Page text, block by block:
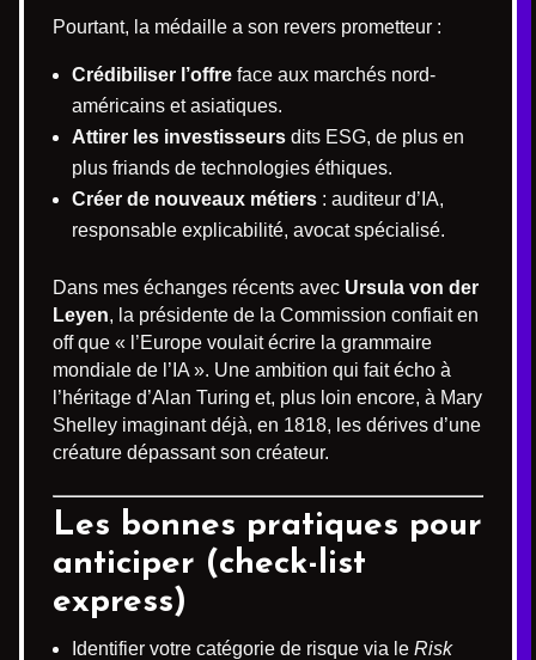
Pourtant, la médaille a son revers prometteur :
Crédibiliser l’offre face aux marchés nord-
américains et asiatiques.
Attirer les investisseurs dits ESG, de plus en
plus friands de technologies éthiques.
Créer de nouveaux métiers : auditeur d’IA,
responsable explicabilité, avocat spécialisé.
Dans mes échanges récents avec Ursula von der
Leyen, la présidente de la Commission confiait en
off que « l’Europe voulait écrire la grammaire
mondiale de l’IA ». Une ambition qui fait écho à
l’héritage d’Alan Turing et, plus loin encore, à Mary
Shelley imaginant déjà, en 1818, les dérives d’une
créature dépassant son créateur.
Les bonnes pratiques pour
anticiper (check-list
express)
Identifier votre catégorie de risque via le Risk